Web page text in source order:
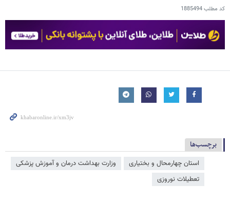
کد مطلب1885494
برچسب‌ها
استان چهارمحال و بختیاری
وزارت بهداشت درمان و آموزش پزشکی
تعطیلات نوروزی